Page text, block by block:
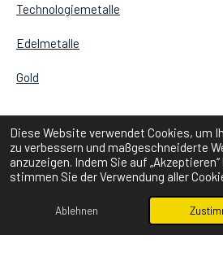
Diese Website verwendet Cookies, um
zu verbessern und maßgeschneiderte
anzuzeigen. Indem Sie auf
stimmen Sie der Verwendung aller
Ablehnen
Technologiemetalle
Edelmetalle
Gold
GOOD TO KNOW
Seltene Erden
Zukunftsmetalle